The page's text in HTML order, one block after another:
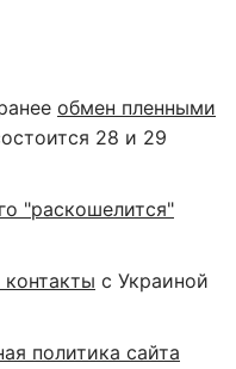
обмен пленными
28 и 29
"раскошелится"
с Украиной
политика сайта